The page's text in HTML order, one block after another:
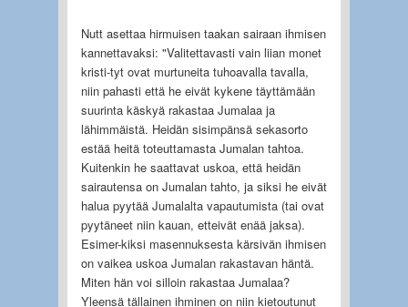
Nutt asettaa hirmuisen taakan sairaan ihmisen
kannettavaksi: "Valitettavasti vain liian monet
kristi-tyt ovat murtuneita tuhoavalla tavalla,
niin pahasti että he eivät kykene täyttämään
suurinta käskyä rakastaa Jumalaa ja
lähimmäistä. Heidän sisimpänsä sekasorto
estää heitä toteuttamasta Jumalan tahtoa.
Kuitenkin he saattavat uskoa, että heidän
sairautensa on Jumalan tahto, ja siksi he eivät
halua pyytää Jumalalta vapautumista (tai ovat
pyytäneet niin kauan, etteivät enää jaksa).
Esimer-kiksi masennuksesta kärsivän ihmisen
on vaikea uskoa Jumalan rakastavan häntä.
Miten hän voi silloin rakastaa Jumalaa?
Yleensä tällainen ihminen on niin kietoutunut